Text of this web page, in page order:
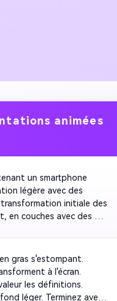
animées
un smartphone
légère avec des
initiale des
en couches avec des
clignote dans des
à l'autre. Zooms de
montrant des gestes
avec des effets
présente un
gras s'estompant.
à l'écran.
les définitions.
léger. Terminez avec